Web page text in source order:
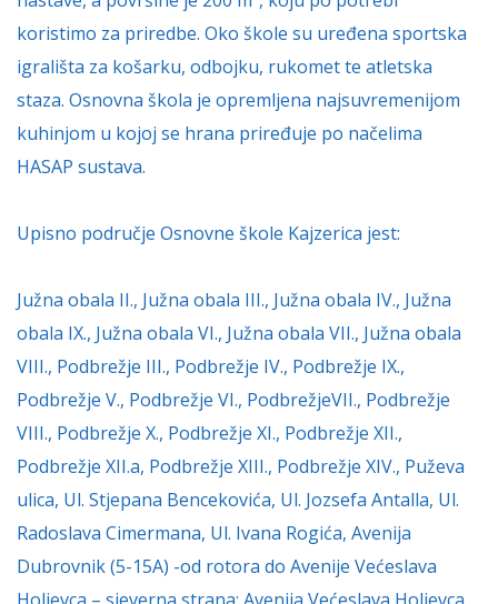
koristimo za priredbe. Oko škole su uređena sportska
igrališta za košarku, odbojku, rukomet te atletska
staza. Osnovna škola je opremljena najsuvremenijom
kuhinjom u kojoj se hrana priređuje po načelima
HASAP sustava.
Upisno područje Osnovne škole Kajzerica jest:
Južna obala II., Južna obala III., Južna obala IV., Južna
obala IX., Južna obala VI., Južna obala VII., Južna obala
VIII., Podbrežje III., Podbrežje IV., Podbrežje IX.,
Podbrežje V., Podbrežje VI., PodbrežjeVII., Podbrežje
VIII., Podbrežje X., Podbrežje XI., Podbrežje XII.,
Podbrežje XII.a, Podbrežje XIII., Podbrežje XIV., Puževa
ulica, Ul. Stjepana Bencekovića, Ul. Jozsefa Antalla, Ul.
Radoslava Cimermana, Ul. Ivana Rogića, Avenija
Dubrovnik (5-15A) -od rotora do Avenije Većeslava